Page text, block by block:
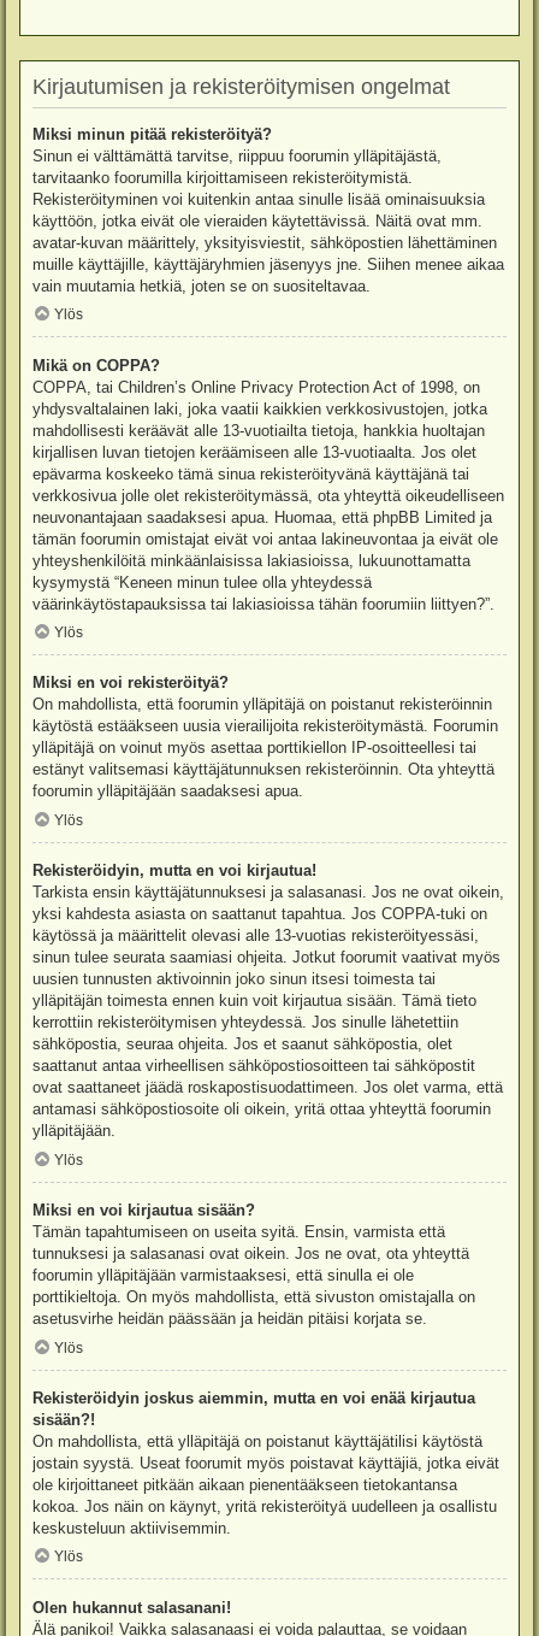
Kirjautumisen ja rekisteröitymisen ongelmat
Miksi minun pitää rekisteröityä?
Sinun ei välttämättä tarvitse, riippuu foorumin ylläpitäjästä,
tarvitaanko foorumilla kirjoittamiseen rekisteröitymistä.
Rekisteröityminen voi kuitenkin antaa sinulle lisää ominaisuuksia
käyttöön, jotka eivät ole vieraiden käytettävissä. Näitä ovat mm.
avatar-kuvan määrittely, yksityisviestit, sähköpostien lähettäminen
muille käyttäjille, käyttäjäryhmien jäsenyys jne. Siihen menee aikaa
vain muutamia hetkiä, joten se on suositeltavaa.
Ylös
Mikä on COPPA?
COPPA, tai Children’s Online Privacy Protection Act of 1998, on
yhdysvaltalainen laki, joka vaatii kaikkien verkkosivustojen, jotka
mahdollisesti keräävät alle 13-vuotiailta tietoja, hankkia huoltajan
kirjallisen luvan tietojen keräämiseen alle 13-vuotiaalta. Jos olet
epävarma koskeeko tämä sinua rekisteröityvänä käyttäjänä tai
verkkosivua jolle olet rekisteröitymässä, ota yhteyttä oikeudelliseen
neuvonantajaan saadaksesi apua. Huomaa, että phpBB Limited ja
tämän foorumin omistajat eivät voi antaa lakineuvontaa ja eivät ole
yhteyshenkilöitä minkäänlaisissa lakiasioissa, lukuunottamatta
kysymystä “Keneen minun tulee olla yhteydessä
väärinkäytöstapauksissa tai lakiasioissa tähän foorumiin liittyen?”.
Ylös
Miksi en voi rekisteröityä?
On mahdollista, että foorumin ylläpitäjä on poistanut rekisteröinnin
käytöstä estääkseen uusia vierailijoita rekisteröitymästä. Foorumin
ylläpitäjä on voinut myös asettaa porttikiellon IP-osoitteellesi tai
estänyt valitsemasi käyttäjätunnuksen rekisteröinnin. Ota yhteyttä
foorumin ylläpitäjään saadaksesi apua.
Ylös
Rekisteröidyin, mutta en voi kirjautua!
Tarkista ensin käyttäjätunnuksesi ja salasanasi. Jos ne ovat oikein,
yksi kahdesta asiasta on saattanut tapahtua. Jos COPPA-tuki on
käytössä ja määrittelit olevasi alle 13-vuotias rekisteröityessäsi,
sinun tulee seurata saamiasi ohjeita. Jotkut foorumit vaativat myös
uusien tunnusten aktivoinnin joko sinun itsesi toimesta tai
ylläpitäjän toimesta ennen kuin voit kirjautua sisään. Tämä tieto
kerrottiin rekisteröitymisen yhteydessä. Jos sinulle lähetettiin
sähköpostia, seuraa ohjeita. Jos et saanut sähköpostia, olet
saattanut antaa virheellisen sähköpostiosoitteen tai sähköpostit
ovat saattaneet jäädä roskapostisuodattimeen. Jos olet varma, että
antamasi sähköpostiosoite oli oikein, yritä ottaa yhteyttä foorumin
ylläpitäjään.
Ylös
Miksi en voi kirjautua sisään?
Tämän tapahtumiseen on useita syitä. Ensin, varmista että
tunnuksesi ja salasanasi ovat oikein. Jos ne ovat, ota yhteyttä
foorumin ylläpitäjään varmistaaksesi, että sinulla ei ole
porttikieltoja. On myös mahdollista, että sivuston omistajalla on
asetusvirhe heidän päässään ja heidän pitäisi korjata se.
Ylös
Rekisteröidyin joskus aiemmin, mutta en voi enää kirjautua
sisään?!
On mahdollista, että ylläpitäjä on poistanut käyttäjätilisi käytöstä
jostain syystä. Useat foorumit myös poistavat käyttäjiä, jotka eivät
ole kirjoittaneet pitkään aikaan pienentääkseen tietokantansa
kokoa. Jos näin on käynyt, yritä rekisteröityä uudelleen ja osallistu
keskusteluun aktiivisemmin.
Ylös
Olen hukannut salasanani!
Älä panikoi! Vaikka salasanaasi ei voida palauttaa, se voidaan